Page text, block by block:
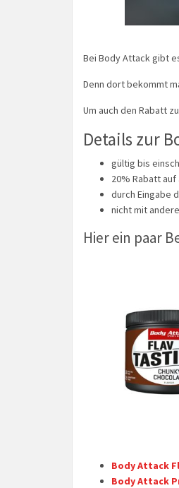
Bei Body Attack gibt
Denn dort bekommt
Um auch den Rabatt
Details zur
gültig bis
20% Rabatt auf
durch Eingabe
nicht mit
Hier ein paar
Body Attack
Body Attack